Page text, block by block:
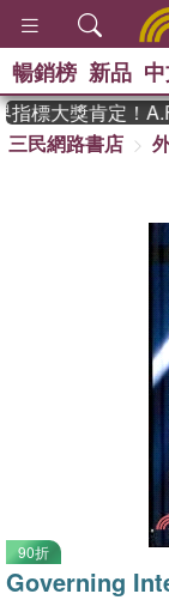
暢銷榜 新品
標大獎肯定！
三民網路書店
90折
Governing